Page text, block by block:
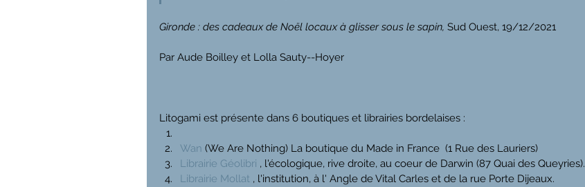
Gironde : des cadeaux de Noël locaux à glisser sous le sapin, Sud Ouest, 19/12/2021
Par Aude Boilley et Lolla Sauty--Hoyer
Litogami est présente dans 6 boutiques et librairies bordelaises :
Wan (We Are Nothing) La boutique du Made in France  (1 Rue des Lauriers)
Librairie Géolibri , l'écologique, rive droite, au coeur de Darwin (87 Quai des Queyries).
Librairie Mollat , l'institution, à l' Angle de Vital Carles et de la rue Porte Dijeaux.